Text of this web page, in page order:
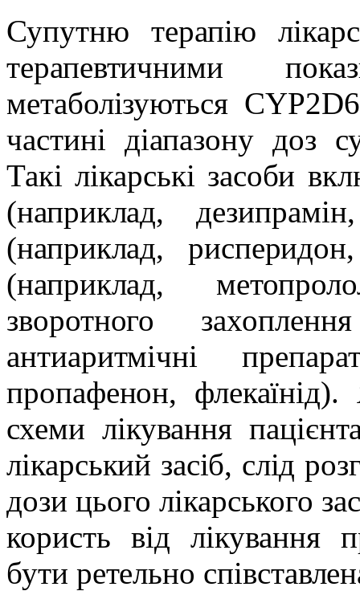
Супутню терапію
терапевтичними
метаболізуються
частині діапазону доз
Такі лікарські засоби
(наприклад,
(наприклад,
(наприклад,
зворотного
антиаритмічні
пропафенон,
схеми лікування
лікарський засіб, слід
дози цього лікарського
користь від лікування
бути ретельно